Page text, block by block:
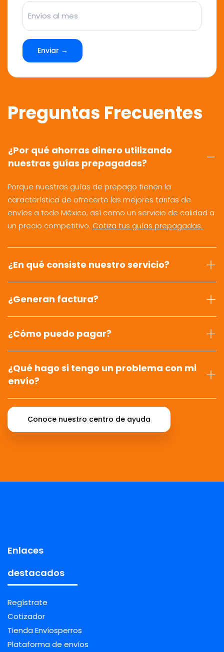
Enviar →
Preguntas Frecuentes
¿Por qué ahorras dinero utilizando
nuestras guías prepagadas?
Porque nuestras guías de prepago tienen la
característica de ofrecerte las mejores tarifas de
envíos a todo México, así como un servicio de calidad a
un precio competitivo. Cotiza tus guías prepagadas.
¿En qué consiste nuestro servicio?
¿Generan factura?
¿Cómo puedo pagar?
¿Qué hago si tengo un problema con mi
envío?
Conoce nuestro centro de ayuda
Enlaces
destacados
Regístrate
Cotizador
Tienda Envíosperros
Plataforma de envíos